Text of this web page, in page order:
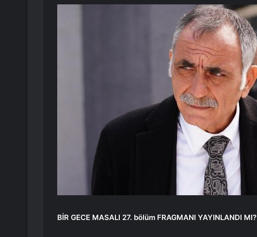
BİR GECE MASALI 27. bölüm FRAGMANI YAYINLANDI MI?